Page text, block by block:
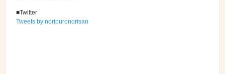
■Twitter
Tweets by noripuronorisan